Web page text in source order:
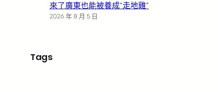
來了廣東也能被養成“走地雞”
2026 年 8 月 5 日
Tags